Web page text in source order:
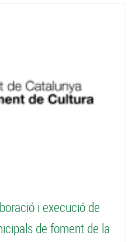
i execució de
de foment de la